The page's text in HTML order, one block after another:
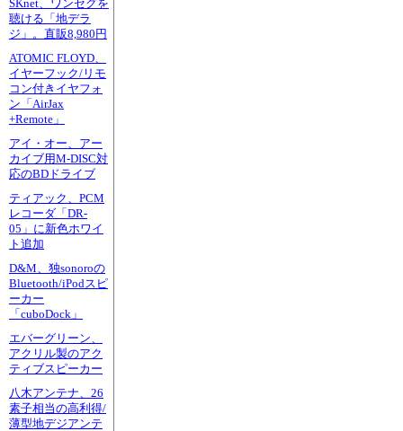
SKnet、ワンセグを
聴ける「地デラ
ジ」。直販8,980円
ATOMIC FLOYD、
イヤーフック/リモ
コン付きイヤフォ
ン「AirJax
+Remote」
アイ・オー、アー
カイブ用M-DISC対
応のBDドライブ
ティアック、PCM
レコーダ「DR-
05」に新色ホワイ
ト追加
D&M、独sonoroの
Bluetooth/iPodスピ
ーカー
「cuboDock」
エバーグリーン、
アクリル製のアク
ティブスピーカー
八木アンテナ、26
素子相当の高利得/
薄型地デジアンテ